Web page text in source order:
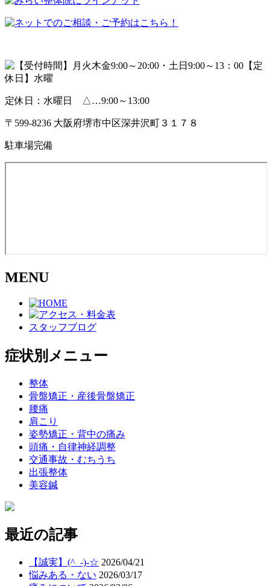
定休日：水曜日 △…9:00～13:00
〒599-8236 大阪府堺市中区深井沢町３１７８
駐車場完備
MENU
スタッフブログ
症状別メニュー
整体
骨盤矯正・産後骨盤矯正
腰痛
肩こり
姿勢矯正・背中の痛み
頭痛・自律神経調整
交通事故・むちうち
出張整体
美容鍼
最近の記事
【誠実】(^_-)-☆ 2026/04/21
悩みある・ない 2026/03/17